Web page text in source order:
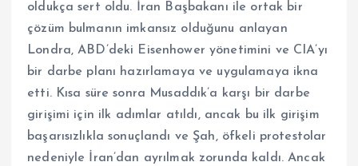
oldukça sert oldu. İran Başbakanı ile ortak bir
çözüm bulmanın imkansız olduğunu anlayan
Londra, ABD’deki Eisenhower yönetimini ve CIA’yı
bir darbe planı hazırlamaya ve uygulamaya ikna
etti. Kısa süre sonra Musaddık’a karşı bir darbe
girişimi için ilk adımlar atıldı, ancak bu ilk girişim
başarısızlıkla sonuçlandı ve Şah, öfkeli protestolar
nedeniyle İran’dan ayrılmak zorunda kaldı. Ancak